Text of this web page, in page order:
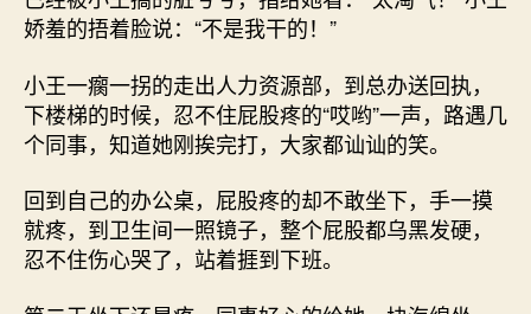
娇羞的捂着脸说：“不是我干的！”
小王一瘸一拐的走出人力资源部，到总办送回执，
下楼梯的时候，忍不住屁股疼的“哎哟”一声，路遇几
个同事，知道她刚挨完打，大家都讪讪的笑。
回到自己的办公桌，屁股疼的却不敢坐下，手一摸
就疼，到卫生间一照镜子，整个屁股都乌黑发硬，
忍不住伤心哭了，站着捱到下班。